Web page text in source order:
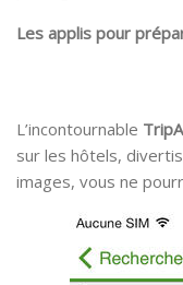
Les applis pour
L’incontournable
sur les hôtels,
images, vous ne